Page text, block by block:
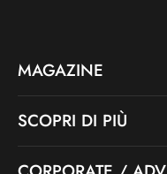
MAGAZINE
SCOPRI DI PIÙ